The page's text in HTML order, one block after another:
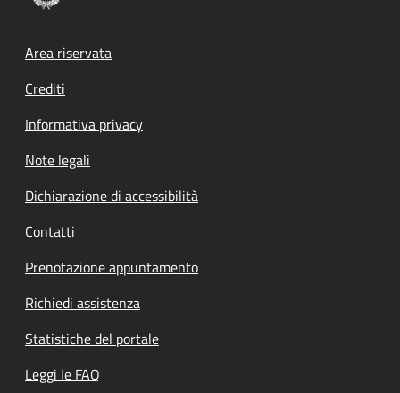
Footer menu
Area riservata
Crediti
Informativa privacy
Note legali
Dichiarazione di accessibilità
Contatti
Prenotazione appuntamento
Richiedi assistenza
Statistiche del portale
Leggi le FAQ